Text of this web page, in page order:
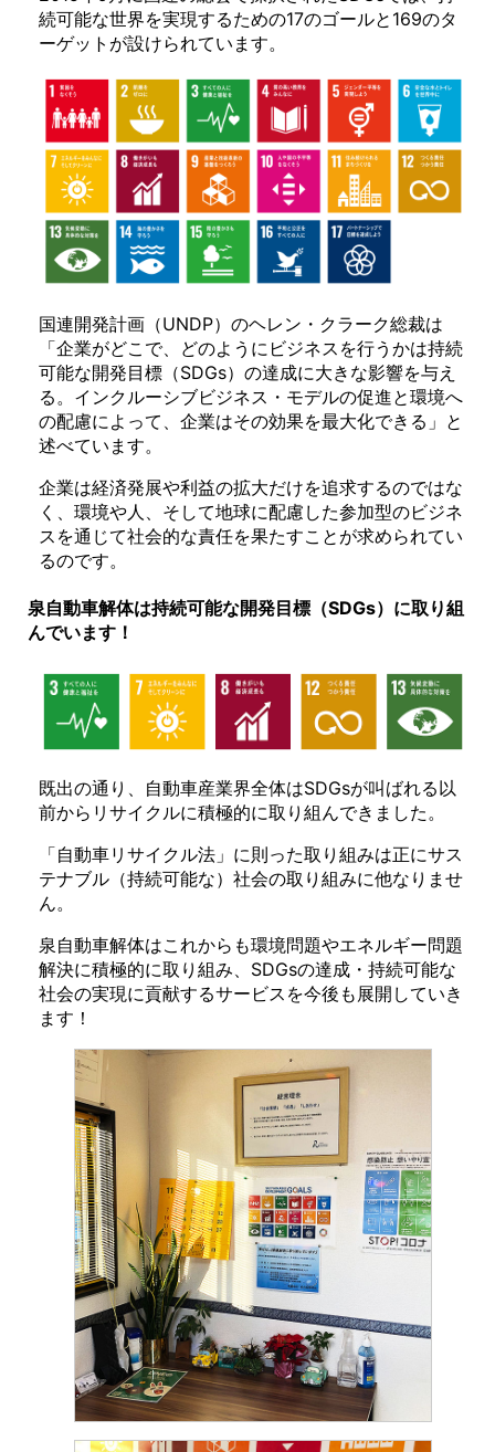
続可能な世界を実現するための17のゴールと169のタ
ーゲットが設けられています。
国連開発計画（UNDP）のヘレン・クラーク総裁は
「企業がどこで、どのようにビジネスを行うかは持続
可能な開発目標（SDGs）の達成に大きな影響を与え
る。インクルーシブビジネス・モデルの促進と環境へ
の配慮によって、企業はその効果を最大化できる」と
述べています。
企業は経済発展や利益の拡大だけを追求するのではな
く、環境や人、そして地球に配慮した参加型のビジネ
スを通じて社会的な責任を果たすことが求められてい
るのです。
泉自動車解体は持続可能な開発目標（SDGs）に取り組
んでいます！
既出の通り、自動車産業界全体はSDGsが叫ばれる以
前からリサイクルに積極的に取り組んできました。
「自動車リサイクル法」に則った取り組みは正にサス
テナブル（持続可能な）社会の取り組みに他なりませ
ん。
泉自動車解体はこれからも環境問題やエネルギー問題
解決に積極的に取り組み、SDGsの達成・持続可能な
社会の実現に貢献するサービスを今後も展開していき
ます！